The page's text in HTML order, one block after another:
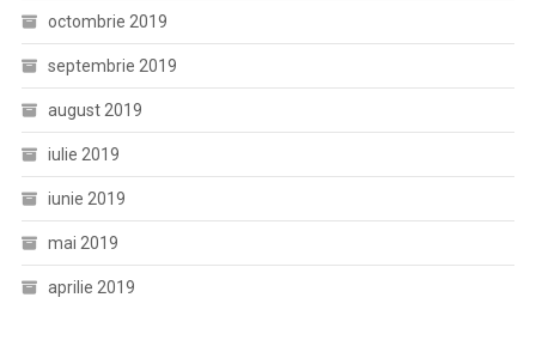
octombrie 2019
septembrie 2019
august 2019
iulie 2019
iunie 2019
mai 2019
aprilie 2019